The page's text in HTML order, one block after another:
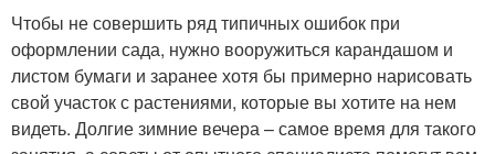
Чтобы не совершить ряд типичных ошибок при
оформлении сада, нужно вооружиться карандашом и
листом бумаги и заранее хотя бы примерно нарисовать
свой участок с растениями, которые вы хотите на нем
видеть. Долгие зимние вечера – самое время для такого